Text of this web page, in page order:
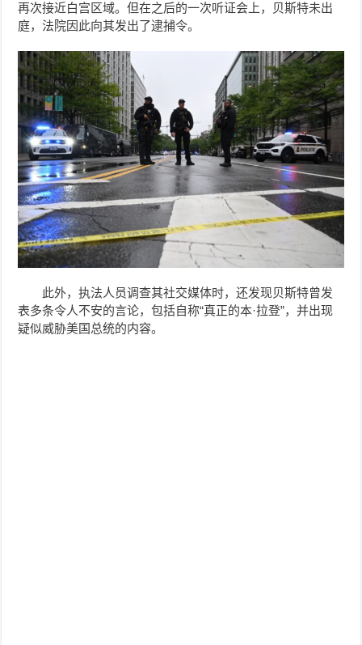
再次接近白宫区域。但在之后的一次听证会上，贝斯特未出
庭，法院因此向其发出了逮捕令。
此外，执法人员调查其社交媒体时，还发现贝斯特曾发
表多条令人不安的言论，包括自称“真正的本·拉登”，并出现
疑似威胁美国总统的内容。